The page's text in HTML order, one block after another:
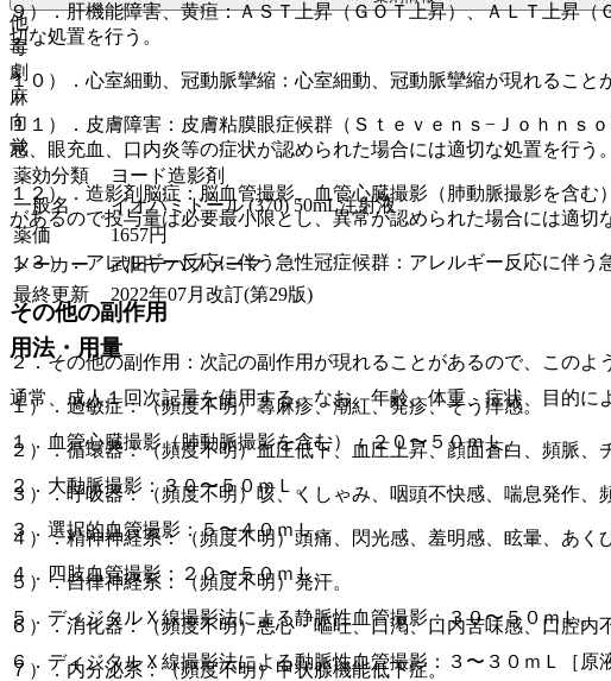
９）．肝機能障害、黄疸：ＡＳＴ上昇（ＧＯＴ上昇）、ＡＬＴ上昇
切な処置を行う。
１０）．心室細動、冠動脈攣縮：心室細動、冠動脈攣縮が現れること
１１）．皮膚障害：皮膚粘膜眼症候群（Ｓｔｅｖｅｎｓ−Ｊｏｈｎｓ
感、眼充血、口内炎等の症状が認められた場合には適切な処置を行う。
１２）．造影剤脳症：脳血管撮影、血管心臓撮影（肺動脈撮影を含
があるので投与量は必要最小限とし、異常が認められた場合には適切
１３）．アレルギー反応に伴う急性冠症候群：アレルギー反応に伴
その他の副作用
２．その他の副作用：次記の副作用が現れることがあるので、このよ
１）．過敏症：（頻度不明）蕁麻疹、潮紅、発疹、そう痒感。
２）．循環器：（頻度不明）血圧低下、血圧上昇、顔面蒼白、頻脈、
３）．呼吸器：（頻度不明）咳、くしゃみ、咽頭不快感、喘息発作、
４）．精神神経系：（頻度不明）頭痛、閃光感、羞明感、眩暈、あ
５）．自律神経系：（頻度不明）発汗。
６）．消化器：（頻度不明）悪心・嘔吐、口渇、口内苦味感、口腔内
７）．内分泌系：（頻度不明）甲状腺機能低下症。
他
毒
劇
麻
向
覚
薬効分類
ヨード造影剤
一般名
イオパミドール (370) 50mL注射液
薬価
1657円
メーカー
武田テバファーマ
最終更新
2022年07月改訂(第29版)
用法・用量
通常、成人１回次記量を使用する。なお、年齢、体重、症状、目的に
１．血管心臓撮影（肺動脈撮影を含む）：２０〜５０ｍＬ。
２．大動脈撮影：３０〜５０ｍＬ。
３．選択的血管撮影：５〜４０ｍＬ。
４．四肢血管撮影：２０〜５０ｍＬ。
５．ディジタルＸ線撮影法による静脈性血管撮影：３０〜５０ｍＬ。
６．ディジタルＸ線撮影法による動脈性血管撮影：３〜３０ｍＬ［原